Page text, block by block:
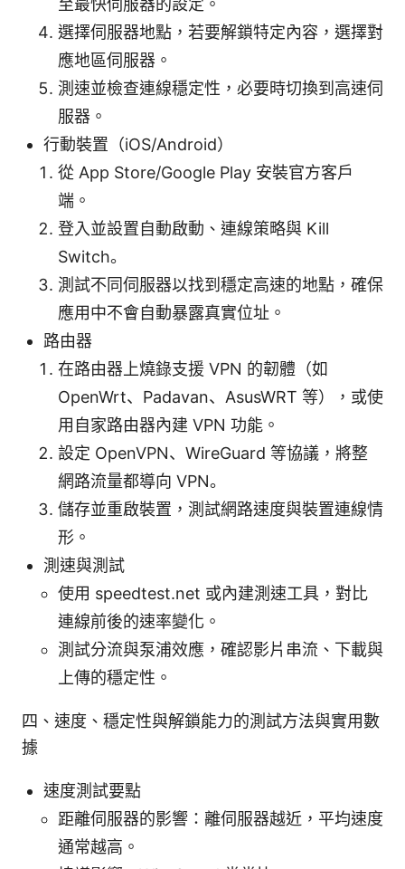
選擇伺服器地點，若要解鎖特定內容，選擇對
應地區伺服器。
測速並檢查連線穩定性，必要時切換到高速伺
服器。
行動裝置（iOS/Android）
從 App Store/Google Play 安裝官方客戶
端。
登入並設置自動啟動、連線策略與 Kill
Switch。
測試不同伺服器以找到穩定高速的地點，確保
應用中不會自動暴露真實位址。
路由器
在路由器上燒錄支援 VPN 的韌體（如
OpenWrt、Padavan、AsusWRT 等），或使
用自家路由器內建 VPN 功能。
設定 OpenVPN、WireGuard 等協議，將整
網路流量都導向 VPN。
儲存並重啟裝置，測試網路速度與裝置連線情
形。
測速與測試
使用 speedtest.net 或內建測速工具，對比
連線前後的速率變化。
測試分流與泵浦效應，確認影片串流、下載與
上傳的穩定性。
四、速度、穩定性與解鎖能力的測試方法與實用數
據
速度測試要點
距離伺服器的影響：離伺服器越近，平均速度
通常越高。